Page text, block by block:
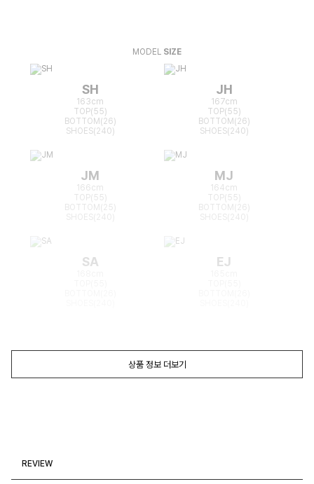
MODEL SIZE
SH
163cm
TOP(55)
BOTTOM(26)
SHOES(240)
JH
167cm
TOP(55)
BOTTOM(26)
SHOES(240)
JM
166cm
TOP(55)
BOTTOM(25)
MJ
164cm
TOP(55)
BOTTOM(26)
SA EJ
상품 정보 더보기
REVIEW